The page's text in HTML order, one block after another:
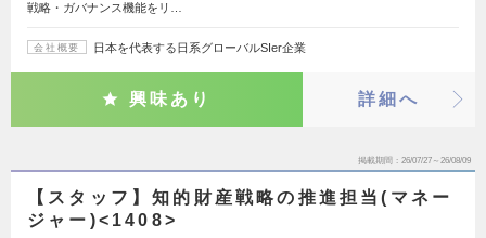
戦略・ガバナンス機能をリ…
会社概要 日本を代表する日系グローバルSIer企業
興味あり 詳細へ
掲載期間 26/07/27～26/08/09
【スタッフ】知的財産戦略の推進担当(マネー
ジャー)<1408>